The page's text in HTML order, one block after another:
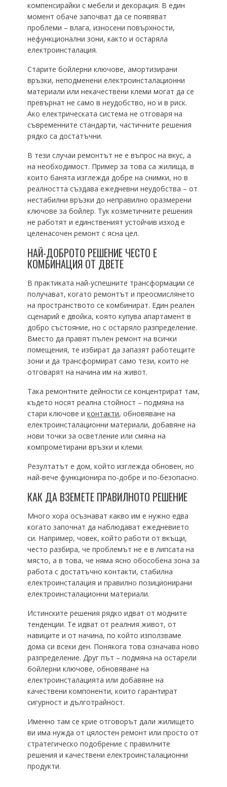
компенсирайки с мебели и декорация. В един
момент обаче започват да се появяват
проблеми – влага, износени повърхности,
нефункционални зони, както и остаряла
електроинсталация.
Старите бойлерни ключове, амортизирани
връзки, неподменени електроинсталационни
материали или некачествени клеми могат да се
превърнат не само в неудобство, но и в риск.
Ако електрическата система не отговаря на
съвременните стандарти, частичните решения
рядко са достатъчни.
В тези случаи ремонтът не е въпрос на вкус, а
на необходимост. Пример за това са жилища, в
които банята изглежда добре на снимки, но в
реалността създава ежедневни неудобства – от
нестабилни връзки до неправилно оразмерени
ключове за бойлер. Тук козметичните решения
не работят и единственият устойчив изход е
целенасочен ремонт с ясна цел.
НАЙ-ДОБРОТО РЕШЕНИЕ ЧЕСТО Е
КОМБИНАЦИЯ ОТ ДВЕТЕ
В практиката най-успешните трансформации се
получават, когато ремонтът и преосмислянето
на пространството се комбинират. Един реален
сценарий е двойка, която купува апартамент в
добро състояние, но с остаряло разпределение.
Вместо да правят пълен ремонт на всички
помещения, те избират да запазят работещите
зони и да трансформират само тези, които не
отговарят на начина им на живот.
Така ремонтните дейности се концентрират там,
където носят реална стойност – подмяна на
стари ключове и контакти, обновяване на
електроинсталационни материали, добавяне на
нови точки за осветление или смяна на
компрометирани връзки и клеми.
Резултатът е дом, който изглежда обновен, но
най-вече функционира по-добре и по-безопасно.
КАК ДА ВЗЕМЕТЕ ПРАВИЛНОТО РЕШЕНИЕ
Много хора осъзнават какво им е нужно едва
когато започнат да наблюдават ежедневието
си. Например, човек, който работи от вкъщи,
често разбира, че проблемът не е в липсата на
място, а в това, че няма ясно обособена зона за
работа с достатъчно контакти, стабилна
електроинсталация и правилно позиционирани
електроинсталационни материали.
Истинските решения рядко идват от модните
тенденции. Те идват от реалния живот, от
навиците и от начина, по който използваме
дома си всеки ден. Понякога това означава ново
разпределение. Друг път – подмяна на остарели
бойлерни ключове, обновяване на
електроинсталацията или добавяне на
качествени компоненти, които гарантират
сигурност и дълготрайност.
Именно там се крие отговорът дали жилището
ви има нужда от цялостен ремонт или просто от
стратегическо подобрение с правилните
решения и качествени електроинсталационни
продукти.